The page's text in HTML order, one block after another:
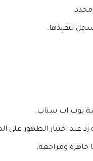
تنفيذها.
بوب اب سناب.
عند اختبار الظهور على
جاهزة ومراجعة.